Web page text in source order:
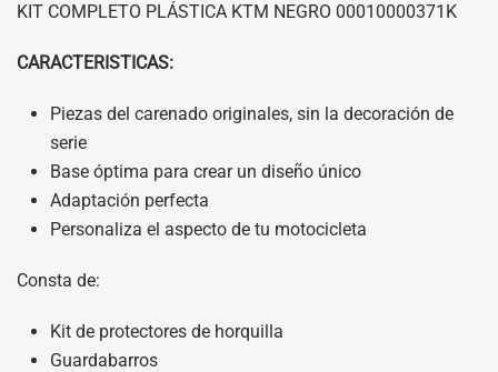
KIT COMPLETO PLÁSTICA KTM NEGRO 00010000371K
CARACTERISTICAS:
Piezas del carenado originales, sin la decoración de
serie
Base óptima para crear un diseño único
Adaptación perfecta
Personaliza el aspecto de tu motocicleta
Consta de:
Kit de protectores de horquilla
Guardabarros